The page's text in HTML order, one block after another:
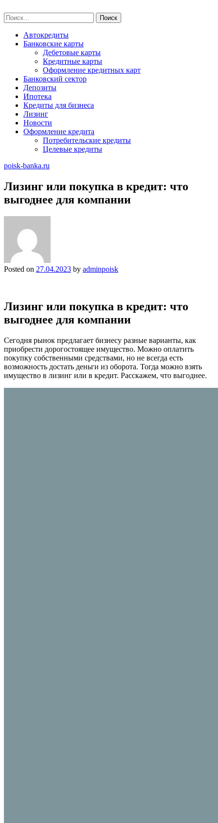
to
content
Найти:
Автокредиты
Банковские карты
Дебетовые карты
Кредитные карты
Оформление кредитных карт
Банковский сектор
Депозиты
Ипотека
Кредиты для бизнеса
Лизинг
Новости
Оформление кредита
Потребительские кредиты
Целевые кредиты
poisk-banka.ru
Лизинг или покупка в кредит: что
выгоднее для компании
Posted on 27.04.2023 by adminpoisk
Лизинг или покупка в кредит: что
выгоднее для компании
Сегодня рынок предлагает бизнесу разные варианты, как
приобрести дорогостоящее имущество. Можно оплатить
покупку собственными средствами, но не всегда есть
возможность достать деньги из оборота. Тогда можно взять
имущество в лизинг или в кредит. Расскажем, что выгоднее.